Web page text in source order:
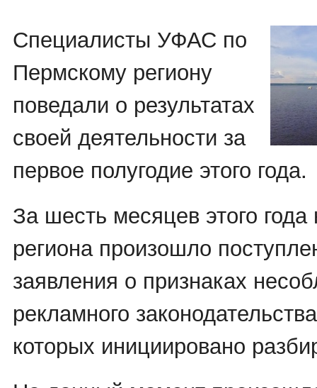
Специалисты УФАС по
Пермскому региону
поведали о результатах
своей деятельности за
первое полугодие этого года.
За шесть месяцев этого года
региона произошло
заявления о признаках
рекламного
которых инициировано